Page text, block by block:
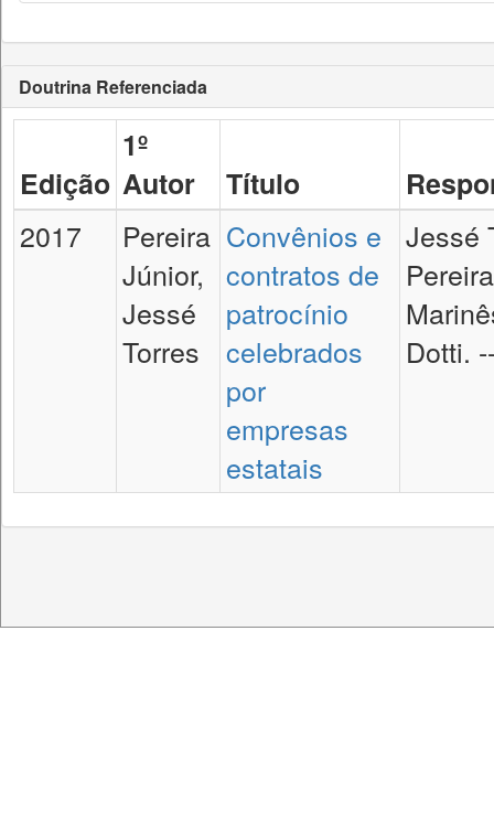
Doutrina Referenciada
Edição
1º
Autor
Título
2017
Pereira
Júnior,
Jessé
Torres
Convênios e
contratos de
patrocínio
celebrados
por
empresas
estatais
Jessé
Dotti.